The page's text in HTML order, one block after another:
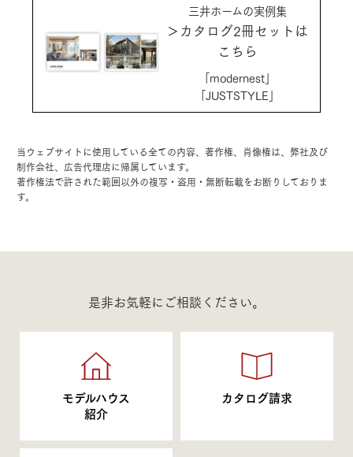
三井ホームの実例集
＞カタログ2冊セットは
こちら
「modernest」
「JUSTSTYLE」
当ウェブサイトに使用している全ての内容、著作権、肖像権は、弊社及び
制作会社、広告代理店に帰属しています。
著作権法で許された範囲以外の複写・盗用・無断転載をお断りしておりま
す。
是非お気軽にご相談ください。
モデルハウス
紹介
カタログ請求